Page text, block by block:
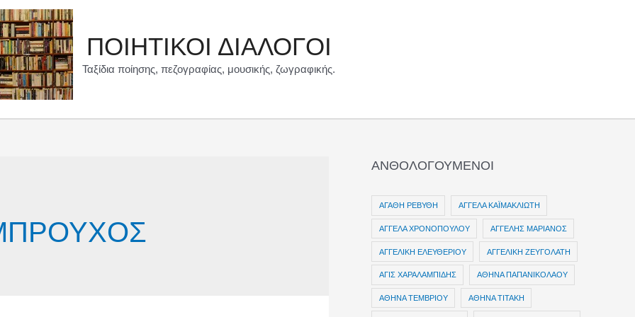
ΠΟΙΗΤΙΚΟΙ ΔΙΑΛΟΓΟΙ
Ταξίδια ποίησης, πεζογραφίας, μουσικής, ζωγραφικής.
ΑΝΘΟΛΟΓΟΥΜΕΝΟΙ
ΑΓΑΘΗ ΡΕΒΥΘΗ ΑΓΓΕΛΑ ΚΑΪΜΑΚΛΙΩΤΗ
ΑΓΓΕΛΑ ΧΡΟΝΟΠΟΥΛΟΥ ΑΓΓΕΛΗΣ ΜΑΡΙΑΝΟΣ
ΑΓΓΕΛΙΚΗ ΕΛΕΥΘΕΡΙΟΥ ΑΓΓΕΛΙΚΗ ΖΕΥΓΟΛΑΤΗ
ΑΓΙΣ ΧΑΡΑΛΑΜΠΙΔΗΣ ΑΘΗΝΑ ΠΑΠΑΝΙΚΟΛΑΟΥ
ΑΘΗΝΑ ΤΕΜΒΡΙΟΥ ΑΘΗΝΑ ΤΙΤΑΚΗ